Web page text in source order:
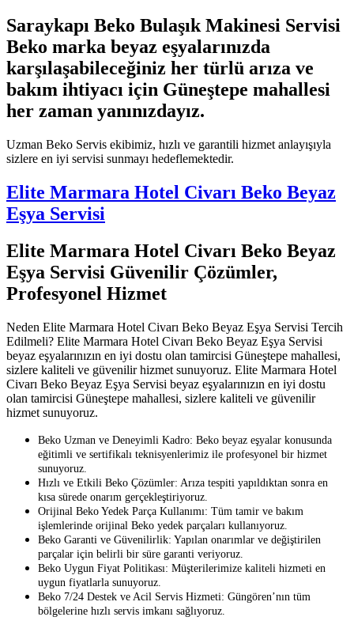
Saraykapı Beko Bulaşık Makinesi Servisi
Beko marka beyaz eşyalarınızda
karşılaşabileceğiniz her türlü arıza ve
bakım ihtiyacı için Güneştepe mahallesi
her zaman yanınızdayız.
Uzman Beko Servis ekibimiz, hızlı ve garantili hizmet anlayışıyla
sizlere en iyi servisi sunmayı hedeflemektedir.
Elite Marmara Hotel Civarı Beko Beyaz
Eşya Servisi
Elite Marmara Hotel Civarı Beko Beyaz
Eşya Servisi Güvenilir Çözümler,
Profesyonel Hizmet
Neden Elite Marmara Hotel Civarı Beko Beyaz Eşya Servisi Tercih
Edilmeli? Elite Marmara Hotel Civarı Beko Beyaz Eşya Servisi
beyaz eşyalarınızın en iyi dostu olan tamircisi Güneştepe mahallesi,
sizlere kaliteli ve güvenilir hizmet sunuyoruz. Elite Marmara Hotel
Civarı Beko Beyaz Eşya Servisi beyaz eşyalarınızın en iyi dostu
olan tamircisi Güneştepe mahallesi, sizlere kaliteli ve güvenilir
hizmet sunuyoruz.
Beko Uzman ve Deneyimli Kadro: Beko beyaz eşyalar konusunda
eğitimli ve sertifikalı teknisyenlerimiz ile profesyonel bir hizmet
sunuyoruz.
Hızlı ve Etkili Beko Çözümler: Arıza tespiti yapıldıktan sonra en
kısa sürede onarım gerçekleştiriyoruz.
Orijinal Beko Yedek Parça Kullanımı: Tüm tamir ve bakım
işlemlerinde orijinal Beko yedek parçaları kullanıyoruz.
Beko Garanti ve Güvenilirlik: Yapılan onarımlar ve değiştirilen
parçalar için belirli bir süre garanti veriyoruz.
Beko Uygun Fiyat Politikası: Müşterilerimize kaliteli hizmeti en
uygun fiyatlarla sunuyoruz.
Beko 7/24 Destek ve Acil Servis Hizmeti: Güngören’nın tüm
bölgelerine hızlı servis imkanı sağlıyoruz.